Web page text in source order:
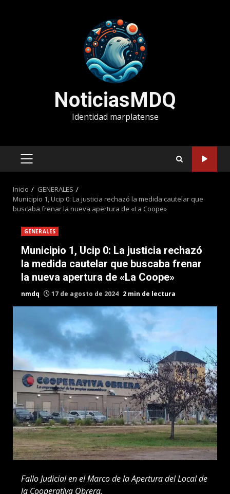
NoticiasMDQ
Identidad marplatense
MENÚ
Inicio
GENERALES
Municipio 1, Ucip 0: La justicia rechazó la medida cautelar que
buscaba frenar la nueva apertura de «La Coope»
GENERALES
Municipio 1, Ucip 0: La justicia rechazó
la medida cautelar que buscaba frenar
la nueva apertura de «La Coope»
nmdq 17 de agosto de 2024 2 min de lectura
Fallo Judicial en el Marco de la Apertura del Local de
la Cooperativa Obrera.